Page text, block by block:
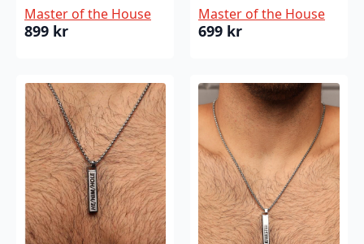
Master of the House
899 kr
Master of the House
699 kr